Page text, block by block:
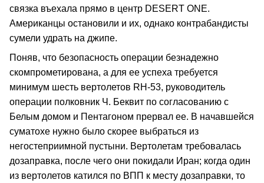
связка въехала прямо в центр DESERT ONE.
Американцы остановили и их, однако контрабандисты
сумели удрать на джипе.
Поняв, что безопасность операции безнадежно
скомпрометирована, а для ее успеха требуется
минимум шесть вертолетов RH-53, руководитель
операции полковник Ч. Беквит по согласованию с
Белым домом и Пентагоном прервал ее. В начавшейся
суматохе нужно было скорее выбраться из
негостеприимной пустыни. Вертолетам требовалась
дозаправка, после чего они покидали Иран; когда один
из вертолетов катился по ВПП к месту дозаправки, то